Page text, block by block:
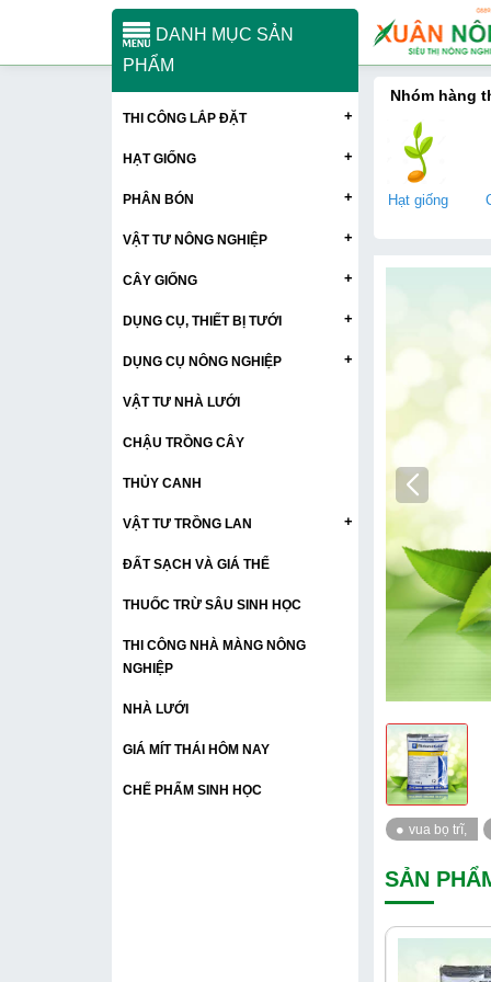
Nhóm hàng
Hạt giống
SẢN
DANH MỤC SẢN
PHẨM
THI CÔNG LẮP ĐẶT +
HẠT GIỐNG +
PHÂN BÓN +
VẬT TƯ NÔNG NGHIỆP +
CÂY GIỐNG +
DỤNG CỤ, THIẾT BỊ TƯỚI +
DỤNG CỤ NÔNG NGHIỆP +
VẬT TƯ NHÀ LƯỚI
CHẬU TRỒNG CÂY
THỦY CANH
VẬT TƯ TRỒNG LAN +
ĐẤT SẠCH VÀ GIÁ THỂ
THUỐC TRỪ SÂU SINH HỌC
THI CÔNG NHÀ MÀNG NÔNG
NGHIỆP
NHÀ LƯỚI
GIÁ MÍT THÁI HÔM NAY
CHẾ PHẨM SINH HỌC